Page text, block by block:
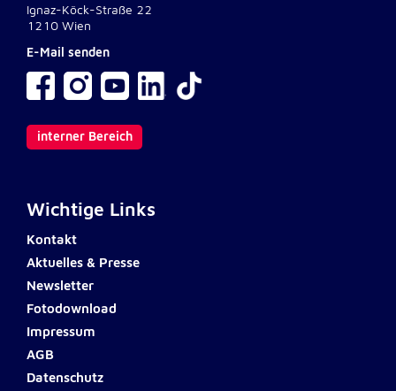
Ignaz-Köck-Straße 22
1210 Wien
E-Mail senden
interner Bereich
Wichtige Links
Kontakt
Aktuelles & Presse
Newsletter
Fotodownload
Impressum
AGB
Datenschutz
Name:
Anbieter:
Google LLC
Zweck:
Erhebung von Statistiken zur Website-Nutzung
Google Tag Manager
Anbieter:
Google LLC
Externe Dienste